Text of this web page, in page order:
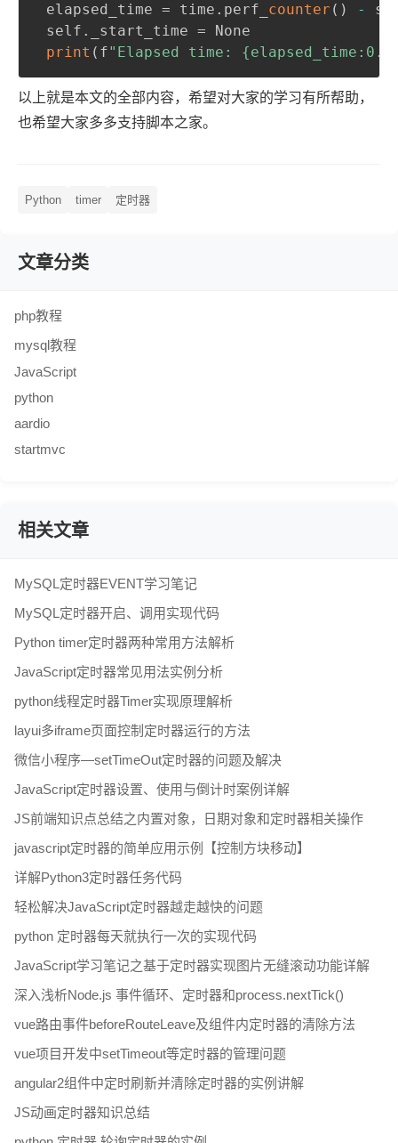
elapsed_time = time.perf_ counter ( ) -
self._start_time = None
print ( f"Elapsed time:
以上就是本文的全部内容，希望对大家的学习有所帮助，
也希望大家多多支持脚本之家。
Python timer 定时器
文章分类
php教程
mysql教程
JavaScript
python
aardio
startmvc
相关文章
MySQL定时器EVENT学习笔记
MySQL定时器开启、调用实现代码
Python timer定时器两种常用方法解析
JavaScript定时器常见用法实例分析
python线程定时器Timer实现原理解析
layui多iframe页面控制定时器运行的方法
微信小程序—setTimeOut定时器的问题及解决
JavaScript定时器设置、使用与倒计时案例详解
JS前端知识点总结之内置对象，日期对象和定时器相关操作
javascript定时器的简单应用示例【控制方块移动】
详解Python3定时器任务代码
轻松解决JavaScript定时器越走越快的问题
python 定时器每天就执行一次的实现代码
JavaScript学习笔记之基于定时器实现图片无缝滚动功能详解
深入浅析Node.js 事件循环、定时器和process.nextTick()
vue路由事件beforeRouteLeave及组件内定时器的清除方法
vue项目开发中setTimeout等定时器的管理问题
angular2组件中定时刷新并清除定时器的实例讲解
JS动画定时器知识总结